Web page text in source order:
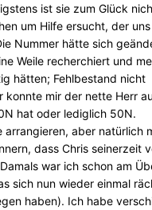
ist sie zum Glück
um Hilfe ersucht, der
Nummer hätte sich
Weile recherchiert und
hätten; Fehlbestand nicht
konnte mir der nette Herr
hat oder lediglich 50N.
aber natürlich
dass Chris seinerzeit
war ich schon am
sich nun wieder einmal
haben). Ich habe